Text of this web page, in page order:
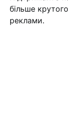
більше
реклами.